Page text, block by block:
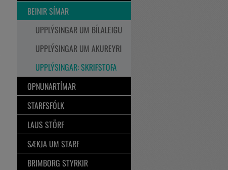
BEINIR SÍMAR
UPPLÝSINGAR UM BÍLALEIGU
UPPLÝSINGAR UM AKUREYRI
UPPLÝSINGAR: SKRIFSTOFA
OPNUNARTÍMAR
STARFSFÓLK
LAUS STÖRF
SÆKJA UM STARF
BRIMBORG STYRKIR